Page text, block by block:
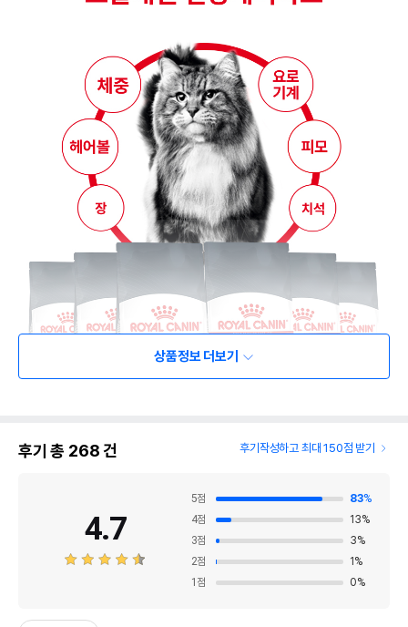
상품정보 더보기
후기 총 268건 후기작성하고 최대 150점 받기
4.7
5점 83%
4점 13%
3점 3%
2점 1 %
1 점 0%